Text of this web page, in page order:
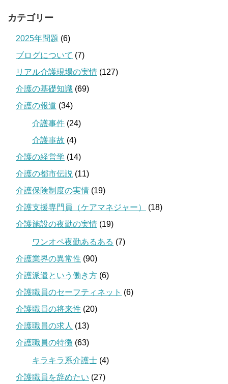
カテゴリー
2025年問題 (6)
ブログについて (7)
リアル介護現場の実情 (127)
介護の基礎知識 (69)
介護の報道 (34)
介護事件 (24)
介護事故 (4)
介護の経営学 (14)
介護の都市伝説 (11)
介護保険制度の実情 (19)
介護支援専門員（ケアマネジャー）
(18)
介護施設の夜勤の実情 (19)
ワンオペ夜勤あるある (7)
介護業界の異常性 (90)
介護派遣という働き方 (6)
介護職員のセーフティネット (6)
介護職員の将来性 (20)
介護職員の求人 (13)
介護職員の特徴 (63)
キラキラ系介護士 (4)
介護職員を辞めたい (27)